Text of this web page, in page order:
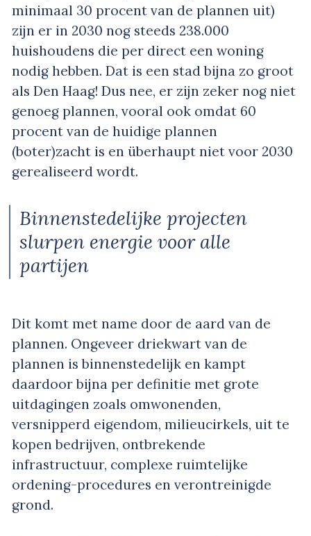
minimaal 30 procent van de plannen uit)
zijn er in 2030 nog steeds 238.000
huishoudens die per direct een woning
nodig hebben. Dat is een stad bijna zo groot
als Den Haag! Dus nee, er zijn zeker nog niet
genoeg plannen, vooral ook omdat 60
procent van de huidige plannen
(boter)zacht is en überhaupt niet voor 2030
gerealiseerd wordt.
Binnenstedelijke projecten
slurpen energie voor alle
partijen
Dit komt met name door de aard van de
plannen. Ongeveer driekwart van de
plannen is binnenstedelijk en kampt
daardoor bijna per definitie met grote
uitdagingen zoals omwonenden,
versnipperd eigendom, milieucirkels, uit te
kopen bedrijven, ontbrekende
infrastructuur, complexe ruimtelijke
ordening-procedures en verontreinigde
grond.